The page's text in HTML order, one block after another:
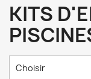
KITS
Choisir